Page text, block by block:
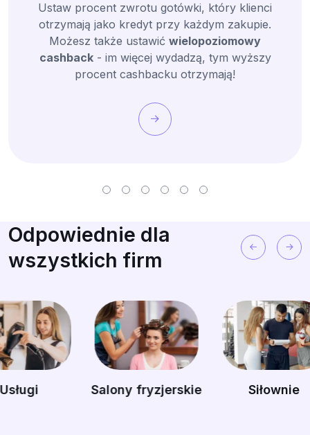
Ustaw procent zwrotu gotówki, który klienci
otrzymają jako kredyt przy każdym zakupie.
Możesz także ustawić wielopoziomowy
cashback- im więcej wydadzą, tym wyższy
procent cashbacku otrzymają!
Odpowiednie dla
wszystkich firm
Salony fryzjerskie Siłownie